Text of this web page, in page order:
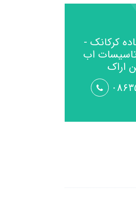
کرکانک -
اب
اراک